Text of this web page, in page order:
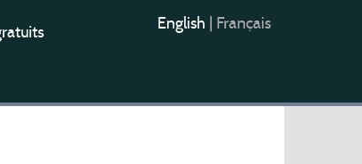
English Français